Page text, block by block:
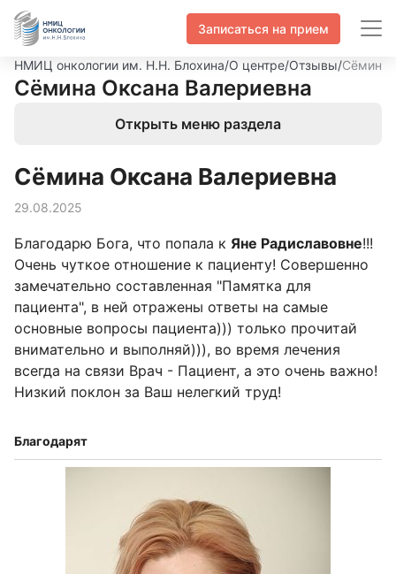
Записаться на прием
НМИЦ онкологии им. Н.Н. Блохина/О центре/Отзывы/Сёмина
Сёмина Оксана Валериевна
Открыть меню раздела
Сёмина Оксана Валериевна
29.08.2025
Благодарю Бога, что попала к Яне Радиславовне!!!
Очень чуткое отношение к пациенту! Совершенно
замечательно составленная "Памятка для
пациента", в ней отражены ответы на самые
основные вопросы пациента))) только прочитай
внимательно и выполняй))), во время лечения
всегда на связи Врач - Пациент, а это очень важно!
Низкий поклон за Ваш нелегкий труд!
Благодарят